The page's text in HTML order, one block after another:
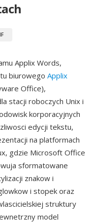
Applix Words,
biurowego Applix
Office),
stacji roboczych Unix i
korporacyjnych
edycji tekstu,
na platformach
gdzie Microsoft Office
sformatowane
znakow i
i stopek oraz
struktury
model